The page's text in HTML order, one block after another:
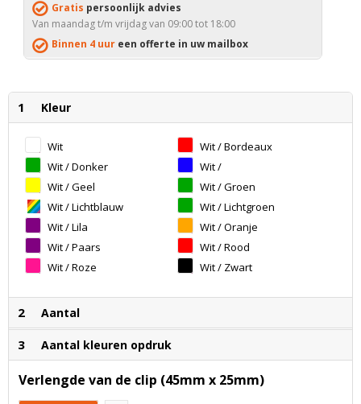
Gratis persoonlijk advies
Van maandag t/m vrijdag van 09:00 tot 18:00
Binnen 4 uur een offerte in uw mailbox
1 Kleur
Wit
Wit / Bordeaux
Wit / Donker
Groen
Wit /
Donkerblauw
Wit / Geel
Wit / Groen
Wit / Lichtblauw
Wit / Lichtgroen
Wit / Lila
Wit / Oranje
Wit / Paars
Wit / Rood
Wit / Roze
Wit / Zwart
2 Aantal
3 Aantal kleuren opdruk
Verlengde van de clip (45mm x 25mm)